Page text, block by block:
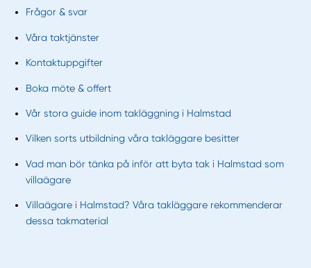
Frågor & svar
Våra taktjänster
Kontaktuppgifter
Boka möte & offert
Vår stora guide inom takläggning i Halmstad
Vilken sorts utbildning våra takläggare besitter
Vad man bör tänka på inför att byta tak i Halmstad som
villaägare
Villaägare i Halmstad? Våra takläggare rekommenderar
dessa takmaterial